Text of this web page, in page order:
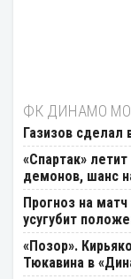
ФК ДИНАМО
Газизов сделал
«Спартак»
демонов, шанс
Прогноз на
усугубит
«Позор».
Тюкавина в